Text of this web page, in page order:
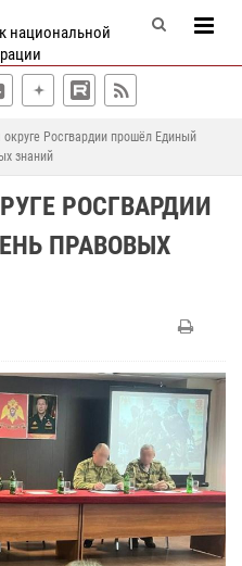
национальной
Росгвардии прошёл Единый
знаний
РОСГВАРДИИ
ПРАВОВЫХ